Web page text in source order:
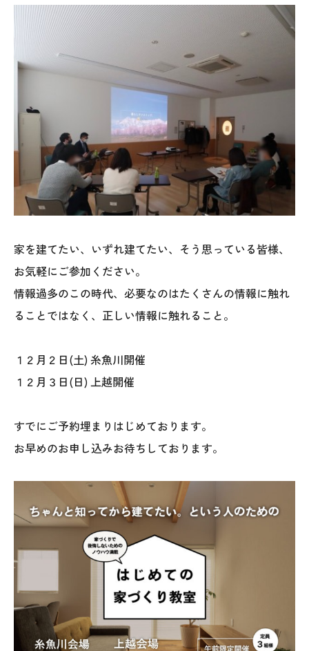
家を建てたい、いずれ建てたい、そう思っている皆様、
お気軽にご参加ください。
情報過多のこの時代、必要なのはたくさんの情報に触れ
ることではなく、正しい情報に触れること。
１２月２日(土) 糸魚川開催
１２月３日(日) 上越開催
すでにご予約埋まりはじめております。
お早めのお申し込みお待ちしております。